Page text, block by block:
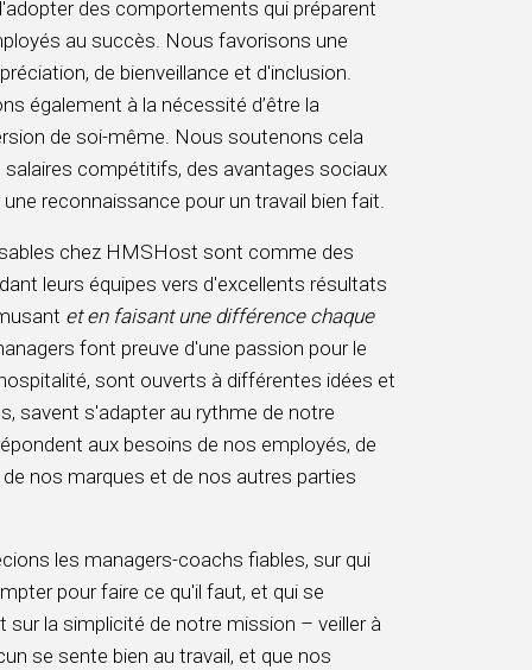
des comportements qui préparent
au succès. Nous favorisons une
de bienveillance et d'inclusion.
également à la nécessité d’être la
de soi-même. Nous soutenons cela
salaires compétitifs, des avantages sociaux
reconnaissance pour un travail bien fait.
chez HMSHost sont comme des
leurs équipes vers d'excellents résultats
et en faisant une différence chaque
font preuve d'une passion pour le
sont ouverts à différentes idées et
savent s'adapter au rythme de notre
aux besoins de nos employés, de
nos marques et de nos autres parties
les managers-coachs fiables, sur qui
pour faire ce qu'il faut, et qui se
sur la simplicité de notre mission – veiller à
se sente bien au travail, et que nos